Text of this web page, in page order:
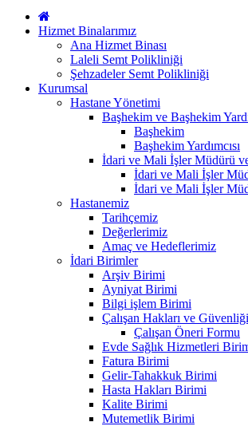
Hizmet Binalarımız
Ana Hizmet Binası
Laleli Semt Polikliniği
Şehzadeler Semt Polikliniği
Kurumsal
Hastane Yönetimi
Başhekim ve Başhekim
Başhekim
Başhekim Yardımcısı
İdari ve Mali İşler Müdürü ve
İdari ve Mali İşler
İdari ve Mali İşler
Hastanemiz
Tarihçemiz
Değerlerimiz
Amaç ve Hedeflerimiz
İdari Birimler
Arşiv Birimi
Ayniyat Birimi
Bilgi işlem Birimi
Çalışan Hakları ve
Çalışan Öneri Formu
Evde Sağlık Hizmetleri
Fatura Birimi
Gelir-Tahakkuk Birimi
Hasta Hakları Birimi
Kalite Birimi
Mutemetlik Birimi